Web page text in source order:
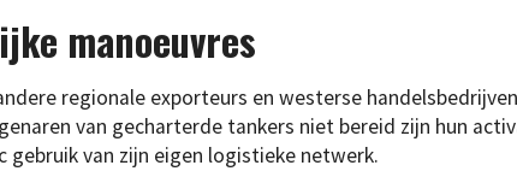
manoeuvres
regionale exporteurs en westerse
van gecharterde tankers niet bereid zijn hun
gebruik van zijn eigen logistieke netwerk.